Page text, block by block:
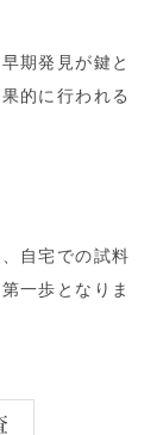
期発見が鍵と
的に行われる
自宅での試料
一歩となりま